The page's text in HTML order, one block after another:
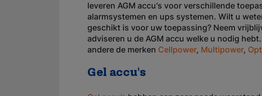
leveren AGM accu's voor verschillende
alarmsystemen en ups systemen. Wilt u
geschikt is voor uw toepassing? Neem
adviseren u de AGM accu welke u nodig
andere de merken Cellpower, Multipower,
Gel accu's